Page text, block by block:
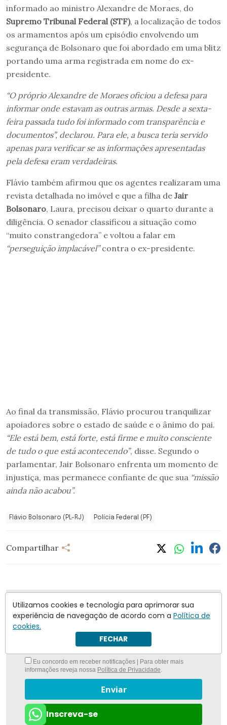
informado ao ministro Alexandre de Moraes, do
Supremo Tribunal Federal (STF), a localização de todos
os armamentos após um episódio envolvendo um
segurança de Bolsonaro que foi abordado em uma blitz
portando uma arma registrada em nome do ex-
presidente.
“O próprio Alexandre de Moraes oficiou a defesa para
informar onde estavam as outras armas. Desde a sexta-
feira passada tudo foi informado com transparência e
documentos”, declarou. Para ele, a busca teria servido
apenas para verificar se as informações apresentadas
pela defesa eram verdadeiras.
Flávio também afirmou que os agentes realizaram uma
revista detalhada no imóvel e que a filha de Jair
Bolsonaro, Laura, precisou deixar o quarto durante a
diligência. O senador classificou a situação como
“muito constrangedora” e voltou a falar em
“perseguição implacável”contra o ex-presidente.
Ao final da transmissão, Flávio procurou tranquilizar
apoiadores sobre o estado de saúde e o ânimo do pai.
“Ele está bem, está forte, está firme e muito consciente
de tudo o que está acontecendo”, disse. Segundo o
parlamentar, Jair Bolsonaro enfrenta um momento de
injustiça, mas permanece confiante de que sua “missão
ainda não acabou”.
Flávio Bolsonaro (PL-RJ) Polícia Federal (PF)
Compartilhar
Nunca foi tão fácil ficar bem informado com
Antagonista
Eu concordo em receber notificações | Para obter mais
informações reveja nossa Política de Privacidade.
Enviar
Inscreva-se
Utilizamos cookies e tecnologia para aprimorar sua
experiência de navegação de acordo com a Política de
cookies.
FECHAR